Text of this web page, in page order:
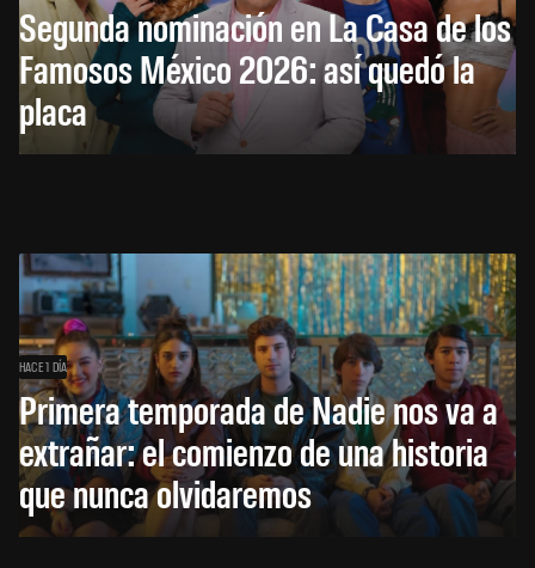
Segunda nominación en La Casa de los
Famosos México 2026: así quedó la
placa
HACE 1 DÍA
Primera temporada de Nadie nos va a
extrañar: el comienzo de una historia
que nunca olvidaremos